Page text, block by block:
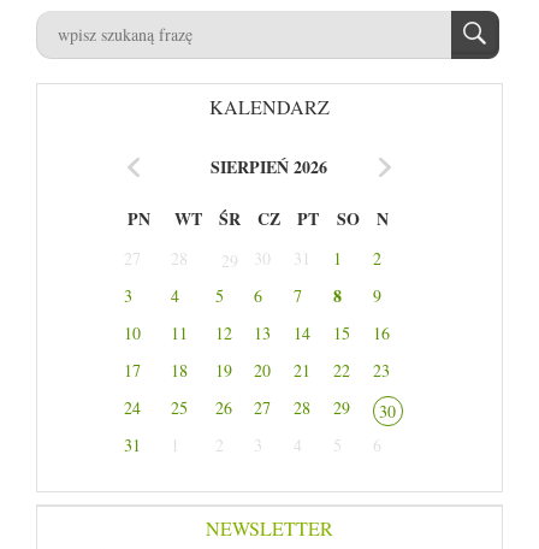
KALENDARZ
SIERPIEŃ 2026
PN WT ŚR CZ PT SO N
27 28 29 30 31 1
2
3
4 5 6 7 8
9
10
11 12 13 14 15
16
17
18 19 20 21 22
23
24
25 26 27 28 29
30
31
1 2 3 4 5 6
NEWSLETTER